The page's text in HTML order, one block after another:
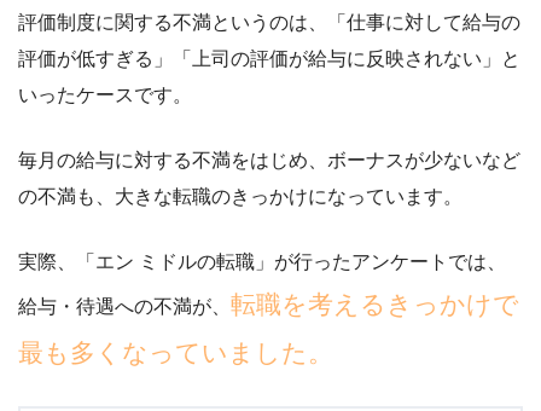
評価制度に関する不満というのは、
「仕事に対して給与の
評価が低すぎる」「上司の評価が給与に反映されない」
と
いったケースです。
毎月の給与に対する不満をはじめ、ボーナスが少ないなど
の不満も、大きな転職のきっかけになっています。
実際、「エン ミドルの転職」が行ったアンケートでは、
給与・待遇への不満が、 転職を考えるきっかけで
最も多くなっていました。